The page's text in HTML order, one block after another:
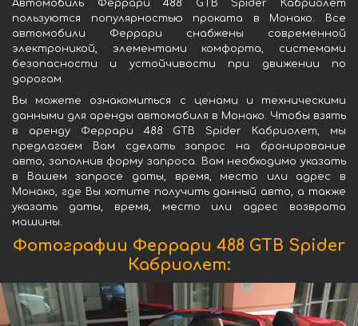
Автомобиль Феррари 488 GTB Spider Кабриолет
пользуются популярностью проката в Монако. Все
автомобили Феррари снабжены современной
электроникой, элементами комфорта, системами
безопасности и устойчивости при движении по
дорогам.
Вы можете ознакомиться с ценами и техническими
данными для аренды автомобиля в Монако. Чтобы взять
в аренду Феррари 488 GTB Spider Кабриолет, мы
предлагаем Вам сделать запрос на бронирование
авто, заполнив форму запроса. Вам необходимо указать
в Вашем запросе даты, время, место или адрес в
Монако, где Вы хотите получить данный авто, а также
указать даты, время, место или адрес возврата
машины.
Фотографии Феррари 488 GTB Spider
Кабриолет: